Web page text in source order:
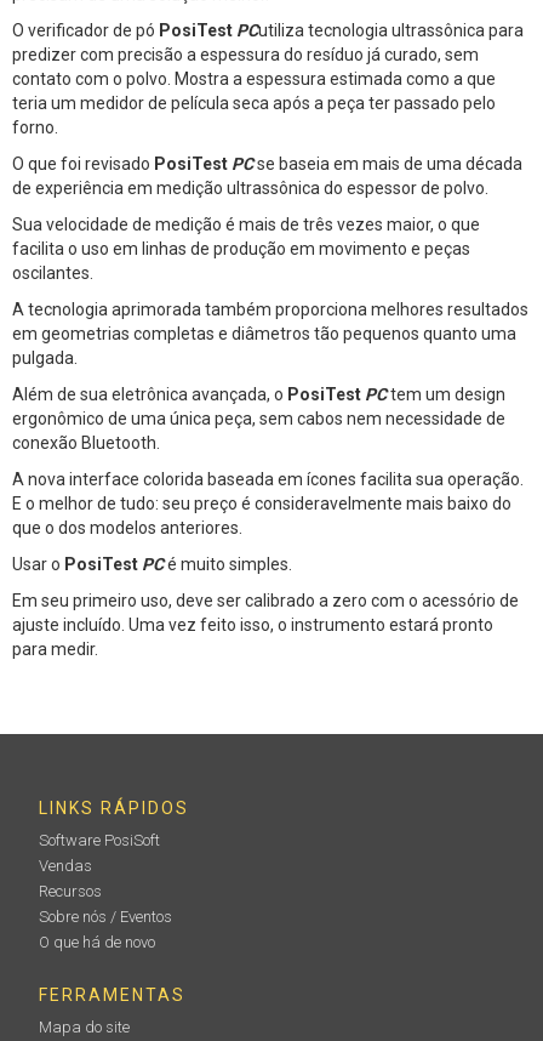
O verificador de pó PosiTest PCutiliza tecnologia ultrassônica para
predizer com precisão a espessura do resíduo já curado, sem
contato com o polvo. Mostra a espessura estimada como a que
teria um medidor de película seca após a peça ter passado pelo
forno.
O que foi revisado PosiTest PCse baseia em mais de uma década
de experiência em medição ultrassônica do espessor de polvo.
Sua velocidade de medição é mais de três vezes maior, o que
facilita o uso em linhas de produção em movimento e peças
oscilantes.
A tecnologia aprimorada também proporciona melhores resultados
em geometrias completas e diâmetros tão pequenos quanto uma
pulgada.
Além de sua eletrônica avançada, o PosiTest PCtem um design
ergonômico de uma única peça, sem cabos nem necessidade de
conexão Bluetooth.
A nova interface colorida baseada em ícones facilita sua operação.
E o melhor de tudo: seu preço é consideravelmente mais baixo do
que o dos modelos anteriores.
Usar o PosiTest PCé muito simples.
Em seu primeiro uso, deve ser calibrado a zero com o acessório de
ajuste incluído. Uma vez feito isso, o instrumento estará pronto
para medir.
LINKS RÁPIDOS
Software PosiSoft
Vendas
Recursos
Sobre nós / Eventos
O que há de novo
FERRAMENTAS
Mapa do site